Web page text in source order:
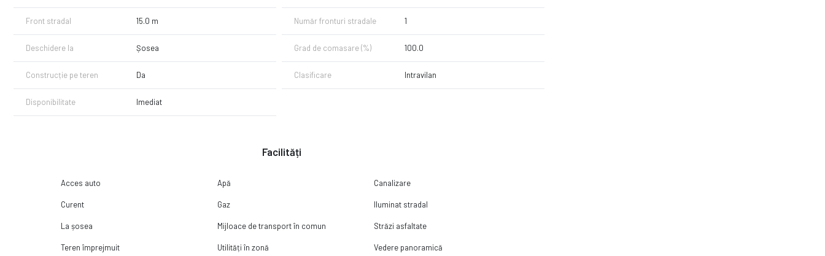
Aceasta oferta apartine numai agentiei AZURA Imobiliare Pitesti, aflandu-se in portofoliul nostru sub promovare Exclusiva.
Front stradal 15.0 m Număr fronturi stradale 1
Deschidere la Șosea Grad de comasare (%) 100.0
Construcție pe teren Da Clasificare Intravilan
Disponibilitate Imediat
Facilități
Acces auto Apă Canalizare
Curent Gaz Iluminat stradal
La șosea Mijloace de transport în comun Străzi asfaltate
Teren împrejmuit Utilități în zonă Vedere panoramică